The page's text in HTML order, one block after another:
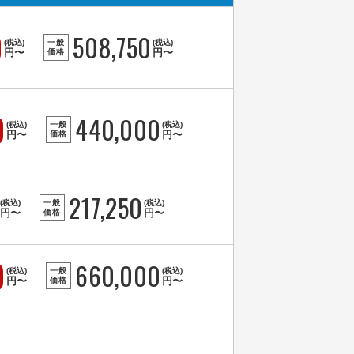
(税込)
円〜
一般
価格
508,750 (税込)
円〜
(税込)
円〜
一般
価格
440,000 (税込)
円〜
(税込)
円〜
一般
価格
217,250 (税込)
円〜
(税込)
円〜
一般
価格
660,000 (税込)
円〜